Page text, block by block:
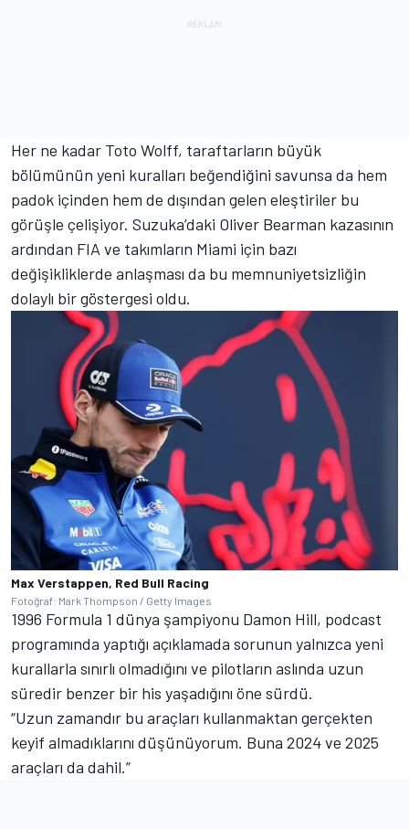
Her ne kadar Toto Wolff, taraftarların büyük
bölümünün yeni kuralları beğendiğini savunsa da hem
padok içinden hem de dışından gelen eleştiriler bu
görüşle çelişiyor. Suzuka’daki Oliver Bearman kazasının
ardından FIA ve takımların Miami için bazı
değişikliklerde anlaşması da bu memnuniyetsizliğin
dolaylı bir göstergesi oldu.
Max Verstappen, Red Bull Racing
Fotoğraf: Mark Thompson / Getty Images
1996 Formula 1 dünya şampiyonu Damon Hill, podcast
programında yaptığı açıklamada sorunun yalnızca yeni
kurallarla sınırlı olmadığını ve pilotların aslında uzun
süredir benzer bir his yaşadığını öne sürdü.
“Uzun zamandır bu araçları kullanmaktan gerçekten
keyif almadıklarını düşünüyorum. Buna 2024 ve 2025
araçları da dahil.”